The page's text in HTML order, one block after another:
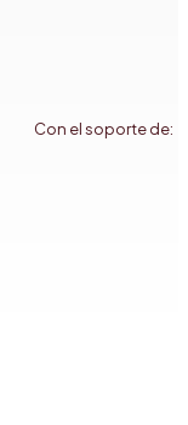
Con el soporte de: